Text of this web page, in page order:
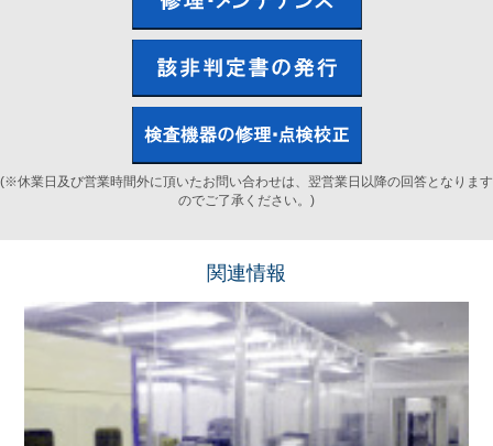
(※休業日及び営業時間外に頂いたお問い合わせは、翌営業日以降の回答となります
のでご了承ください。)
関連情報